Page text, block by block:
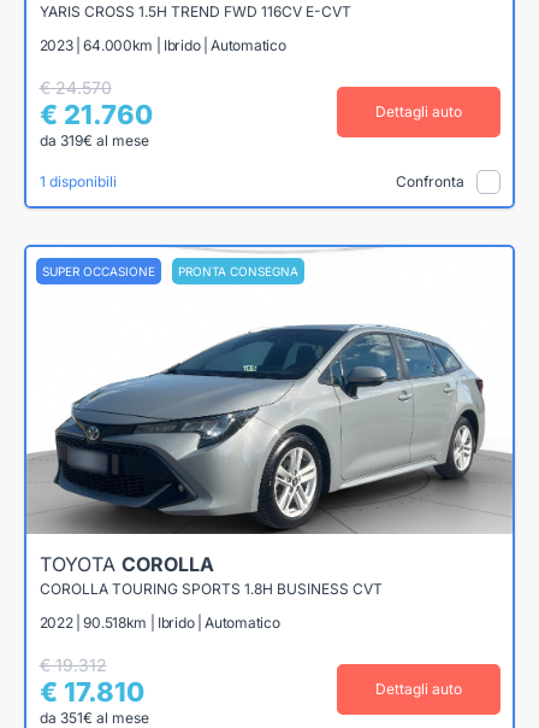
YARIS CROSS 1.5H TREND FWD 116CV E-CVT
2023 | 64.000km | Ibrido | Automatico
€ 24.570
€ 21.760
da 319€ al mese
Dettagli auto
1 disponibili Confronta
SUPER OCCASIONE PRONTA CONSEGNA
TOYOTA COROLLA
COROLLA TOURING SPORTS 1.8H BUSINESS CVT
2022 | 90.518km | Ibrido | Automatico
€ 19.312
€ 17.810
da 351€ al mese
Dettagli auto